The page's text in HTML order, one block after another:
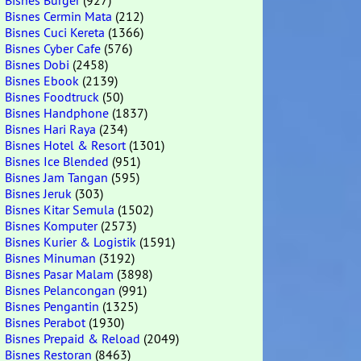
Bisnes Cermin Mata (212)
Bisnes Cuci Kereta (1366)
Bisnes Cyber Cafe (576)
Bisnes Dobi (2458)
Bisnes Ebook (2139)
Bisnes Foodtruck (50)
Bisnes Handphone (1837)
Bisnes Hari Raya (234)
Bisnes Hotel & Resort(1301)
Bisnes Ice Blended (951)
Bisnes Jam Tangan (595)
Bisnes Jeruk (303)
Bisnes Kitar Semula (1502)
Bisnes Komputer(2573)
Bisnes Kurier & Logistik (1591)
Bisnes Minuman (3192)
Bisnes Pasar Malam (3898)
Bisnes Pelancongan (991)
Bisnes Pengantin (1325)
Bisnes Perabot(1930)
Bisnes Prepaid & Reload (2049)
Bisnes Restoran (8463)